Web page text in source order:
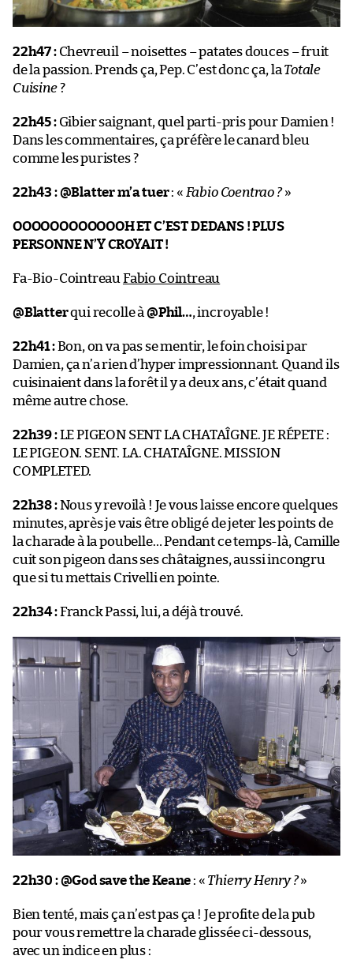
22h47 : Chevreuil – noisettes – patates douces – fruit
de la passion. Prends ça, Pep. C’est donc ça, la Totale
Cuisine?
22h45 : Gibier saignant, quel parti-pris pour Damien !
Dans les commentaires, ça préfère le canard bleu
comme les puristes ?
22h43 : @Blatter m’a tuer: « Fabio Coentrao ?»
OOOOOOOOOOOOH ET C’EST DEDANS ! PLUS
PERSONNE N’Y CROYAIT !
Fa-Bio-Cointreau Fabio Cointreau
@Blatterqui recolle à @Phil…, incroyable !
22h41 :Bon, on va pas se mentir, le foin choisi par
Damien, ça n’a rien d’hyper impressionnant. Quand ils
cuisinaient dans la forêt il y a deux ans, c’était quand
même autre chose.
22h39 :LE PIGEON SENT LA CHATAÎGNE. JE RÉPETE :
LE PIGEON. SENT. LA. CHATAÎGNE. MISSION
COMPLETED.
22h38 :Nous y revoilà ! Je vous laisse encore quelques
minutes, après je vais être obligé de jeter les points de
la charade à la poubelle… Pendant ce temps-là, Camille
cuit son pigeon dans ses châtaignes, aussi incongru
que si tu mettais Crivelli en pointe.
22h34 :Franck Passi, lui, a déjà trouvé.
22h30 :@God save the Keane : « Thierry Henry ?»
Bien tenté, mais ça n’est pas ça ! Je profite de la pub
pour vous remettre la charade glissée ci-dessous,
avec un indice en plus :